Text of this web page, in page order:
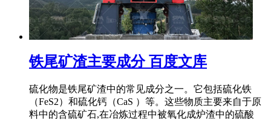
铁尾矿渣主要成分 百度文库
硫化物是铁尾矿渣中的常见成分之一。它包括硫化铁
（FeS2）和硫化钙（CaS ）等。这些物质主要来自于原
料中的含硫矿石,在冶炼过程中被氧化成炉渣中的硫酸